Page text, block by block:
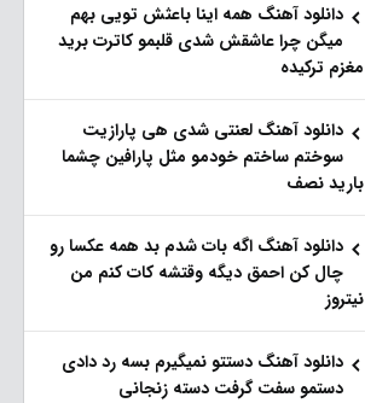
دانلود آهنگ همه اینا باعثش تویی بهم
میگن چرا عاشقش شدی قلبمو کاترت برید
مغزم ترکیده
دانلود آهنگ لعنتی شدی هی پارازیت
سوختم ساختم خودمو مثل پارافین چشما
بارید نصف
دانلود آهنگ اگه بات شدم بد همه عکسا رو
چال کن احمق دیگه وقتشه کات کنم من
نیتروز
دانلود آهنگ دستتو نمیگیرم بسه رد دادی
دستمو سفت گرفت دسته زنجانی